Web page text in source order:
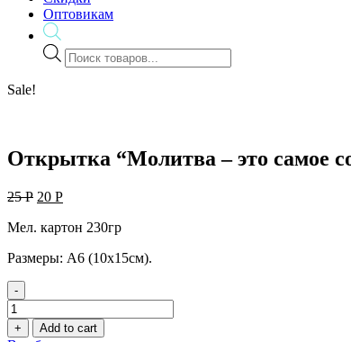
Оптовикам
Поиск
товаров
Sale!
Открытка “Молитва – это самое
25Р 20 Р
Мел. картон 230гр
Размеры: А6 (10х15см).
-
Открытка
"Молитва
-
+ Add to cart